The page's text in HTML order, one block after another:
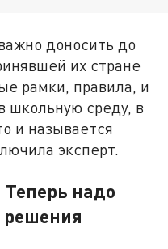
доносить до
их стране
рамки, правила, и
школьную среду, в
и называется
эксперт.
надо
решения